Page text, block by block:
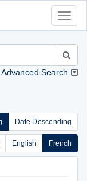
Advanced Search
Date Descending
English French